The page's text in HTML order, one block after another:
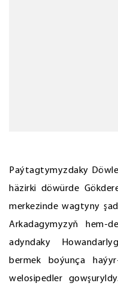
Paýtagtymyzdaky
häzirki döwürde
merkezinde wagtyny
Arkadagymyzyň hem-
adyndaky
bermek boýunça
welosipedler